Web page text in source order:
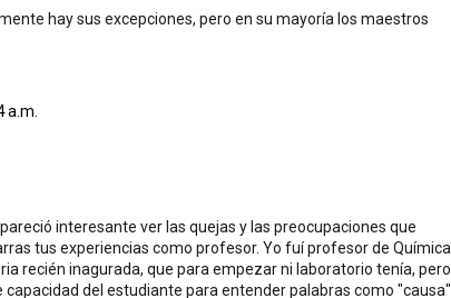
hay sus excepciones, pero en su mayoría los maestros
a.m.
interesante ver las quejas y las preocupaciones que
tus experiencias como profesor. Yo fuí profesor de Química
recién inagurada, que para empezar ni laboratorio tenía, pero
capacidad del estudiante para entender palabras como "causa"